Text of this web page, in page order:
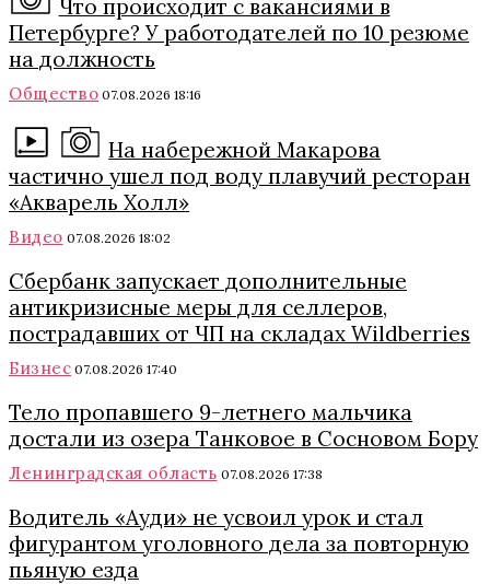
Что происходит с вакансиями в
Петербурге? У работодателей по 10 резюме
на должность
Общество 07.08.2026 18:16
На набережной Макарова
частично ушел под воду плавучий ресторан
«Акварель Холл»
Видео 07.08.2026 18:02
Сбербанк запускает дополнительные
антикризисные меры для селлеров,
пострадавших от ЧП на складах Wildberries
Бизнес 07.08.2026 17:40
Тело пропавшего 9-летнего мальчика
достали из озера Танковое в Сосновом Бору
Ленинградская область 07.08.2026 17:38
Водитель «Ауди» не усвоил урок и стал
фигурантом уголовного дела за повторную
пьяную езда